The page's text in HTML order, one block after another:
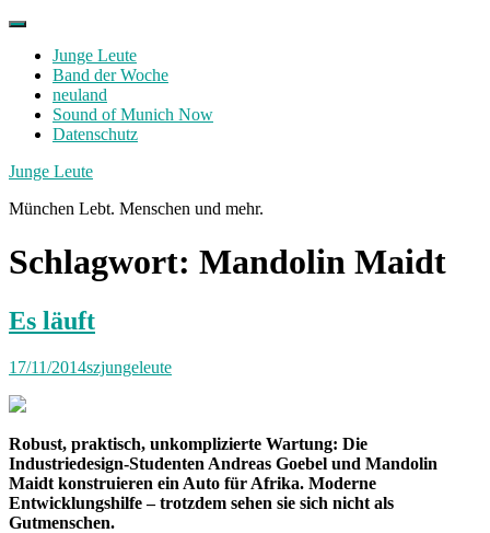
Skip
contentJunge Leute
Band der Woche
neuland
Sound of Munich Now
Datenschutz
Facebook
Twitter
Instagram
Junge Leute
München Lebt. Menschen und mehr.
Schlagwort: Mandolin Maidt
Es läuft
17/11/2014szjungeleute
Robust, praktisch, unkomplizierte Wartung: Die
Industriedesign-Studenten Andreas Goebel und Mandolin
Maidt konstruieren ein Auto für Afrika. Moderne
Entwicklungshilfe – trotzdem sehen sie sich nicht als
Gutmenschen.